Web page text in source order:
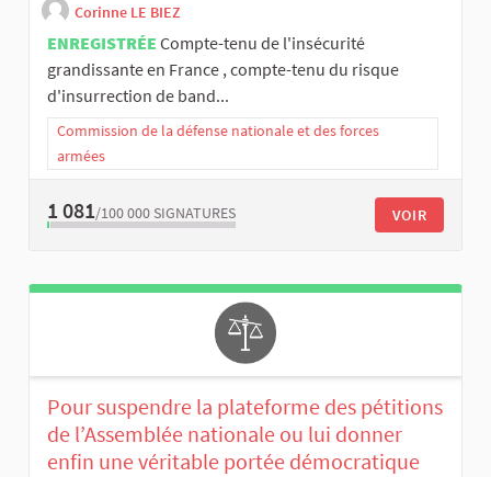
Corinne LE BIEZ
ENREGISTRÉE Compte-tenu de l'insécurité
grandissante en France , compte-tenu du risque
d'insurrection de band...
Commission de la défense nationale et des forces
armées
1 081/100 000 SIGNATURES VOIR
Pour suspendre la plateforme des pétitions
de l’Assemblée nationale ou lui donner
enfin une véritable portée démocratique